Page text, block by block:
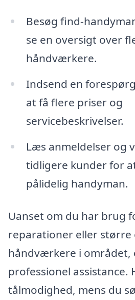
Besøg find-
se en oversigt over
håndværkere.
Indsend en
at få flere priser og
servicebeskrivelser.
Læs anmeldelser og
tidligere kunder for
pålidelig handyman.
Uanset om du har brug
reparationer eller større
håndværkere i området,
professionel assistance.
tålmodighed, mens du